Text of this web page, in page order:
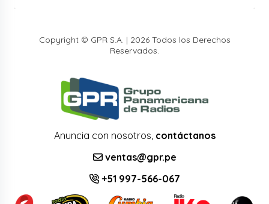
Copyright © GPR S.A. | 2026 Todos los Derechos
Reservados.
Anuncia con nosotros, contáctanos
ventas@gpr.pe
+51 997-566-067